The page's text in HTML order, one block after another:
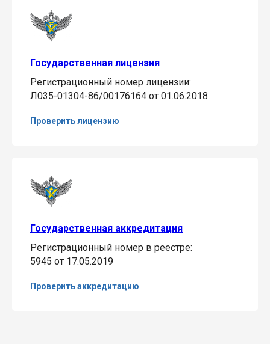
Государственная лицензия
Регистрационный номер лицензии:
Л035-01304-86/00176164 от 01.06.2018
Проверить лицензию
Государственная аккредитация
Регистрационный номер в реестре:
5945 от 17.05.2019
Проверить аккредитацию